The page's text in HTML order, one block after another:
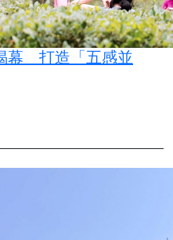
幕 打造「五感並